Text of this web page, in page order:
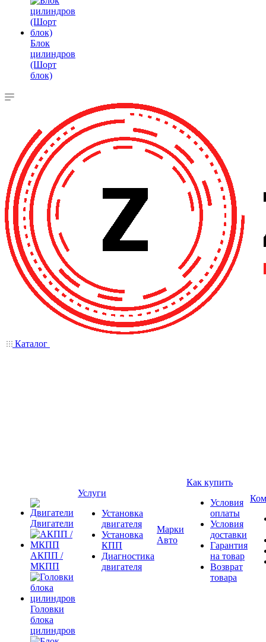
Блок
цилиндров
(Шорт
блок)
Каталог
Двигатели
АКПП /
МКПП
Головки
блока
цилиндров
Услуги
Установка
двигателя
Установка
КПП
Диагностика
двигателя
Марки
Авто
Как купить
Условия
оплаты
Условия
доставки
Гарантия
на товар
Возврат
товара